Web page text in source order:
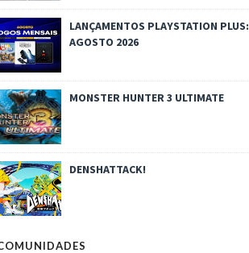
LANÇAMENTOS PLAYSTATION PLUS:
AGOSTO 2026
MONSTER HUNTER 3 ULTIMATE
DENSHATTACK!